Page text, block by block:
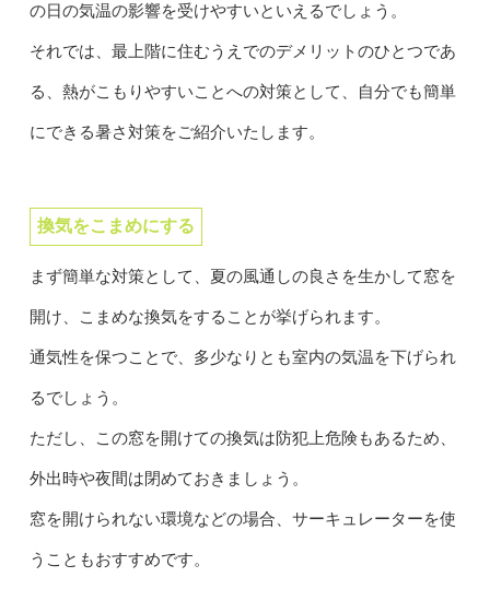
の日の気温の影響を受けやすいといえるでしょう。
それでは、最上階に住むうえでのデメリットのひとつであ
る、熱がこもりやすいことへの対策として、自分でも簡単
にできる暑さ対策をご紹介いたします。
換気をこまめにする
まず簡単な対策として、夏の風通しの良さを生かして窓を
開け、こまめな換気をすることが挙げられます。
通気性を保つことで、多少なりとも室内の気温を下げられ
るでしょう。
ただし、この窓を開けての換気は防犯上危険もあるため、
外出時や夜間は閉めておきましょう。
窓を開けられない環境などの場合、サーキュレーターを使
うこともおすすめです。